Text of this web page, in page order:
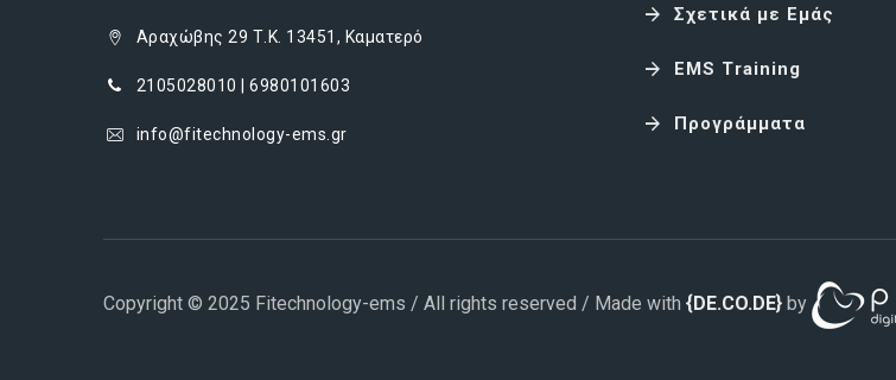
Αραχώβης 29 Τ.Κ. 13451, Καματερό
2105028010 | 6980101603
info@fitechnology-ems.gr
Σχετικά με Εμάς
EMS Training
Προγράμματα
Copyright © 2025 Fitechnology-ems / All rights reserved / Made with {DE.CO.DE} by